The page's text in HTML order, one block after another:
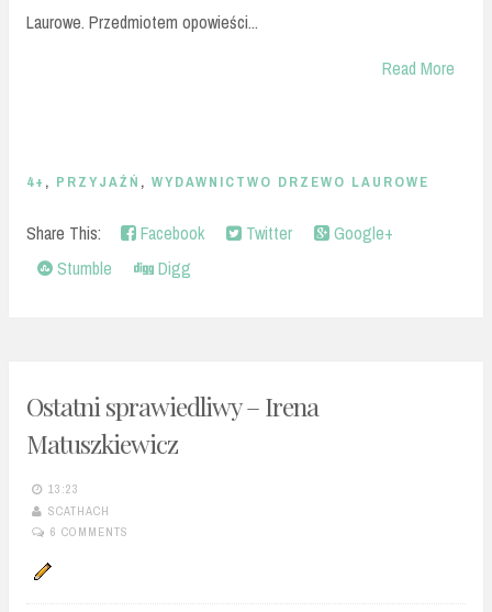
Laurowe. Przedmiotem opowieści...
Read More
4+ , PRZYJAŹŃ , WYDAWNICTWO DRZEWO LAUROWE
Share This: Facebook Twitter
Google+
Stumble
Digg
Ostatni sprawiedliwy – Irena
Matuszkiewicz
13:23
SCATHACH
6 COMMENTS